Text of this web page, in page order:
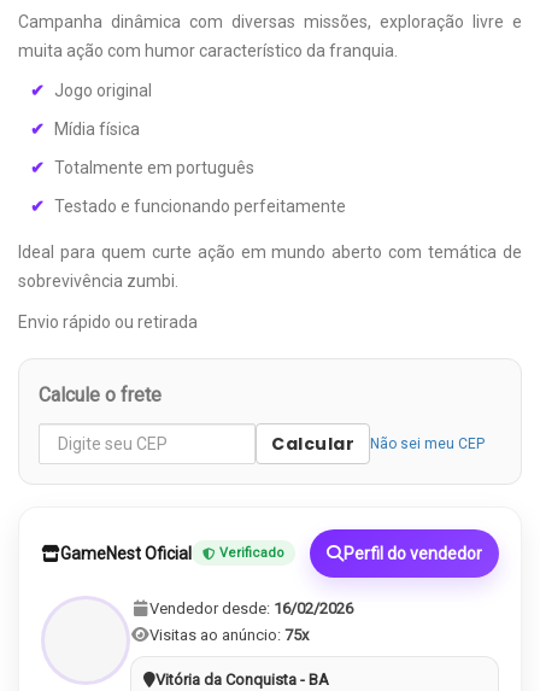
Campanha dinâmica com diversas missões, exploração livre e
muita ação com humor característico da franquia.
Jogo original
Mídia física
Totalmente em português
Testado e funcionando perfeitamente
Ideal para quem curte ação em mundo aberto com temática de
sobrevivência zumbi.
Envio rápido ou retirada
Calcule o frete
Calcular Não sei meu CEP
GameNest Oficial Verificado Perfil do vendedor
Vendedor desde: 16/02/2026
Visitas ao anúncio: 75x
Vitória da Conquista - BA